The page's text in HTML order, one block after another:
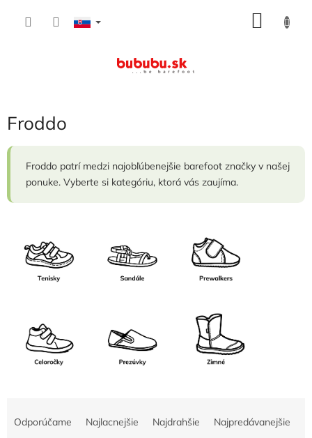
Froddo
Froddo patrí medzi najobľúbenejšie barefoot značky v našej
ponuke. Vyberte si kategóriu, ktorá vás zaujíma.
Odporúčame Najlacnejšie Najdrahšie Najpredávanejšie